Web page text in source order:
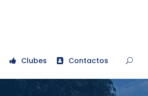
Clubes Contactos